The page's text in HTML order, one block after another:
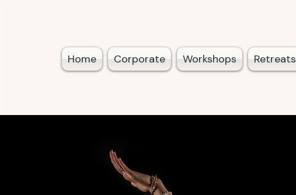
Home Corporate Workshops Retreats